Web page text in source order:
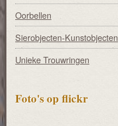
Oorbellen
Sierobjecten-Kunstobjecten
Unieke Trouwringen
Foto's op flickr